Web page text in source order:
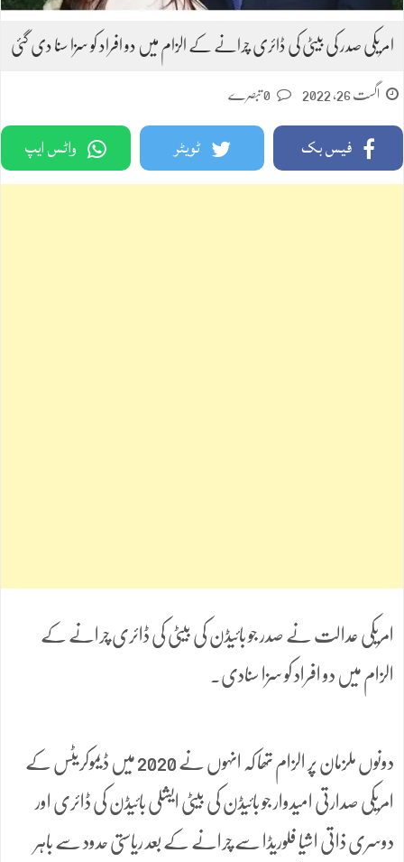
امریکی صدر کی بیٹی کی ڈائری چرانے کے الزام میں دو افراد کو سزا سنا دی گئی
اگست 26, 2022
فیس بک ٹویٹر واٹس ایپ
امریکی عدالت نے صدر جو بائیڈن کی بیٹی کی ڈائری چرانے کے
الزام میں دو افراد کو سزا سنادی۔
دونوں ملزمان پر الزام تھا کہ انہوں نے 2020 میں ڈیموکریٹس کے
امریکی صدارتی امیدوار جو بائیڈن کی بیٹی ایشلی بائیڈن کی ڈائری اور
دوسری ذاتی اشیا فلوریڈا سے چرانے کے بعد ریاستی حدود سے باہر